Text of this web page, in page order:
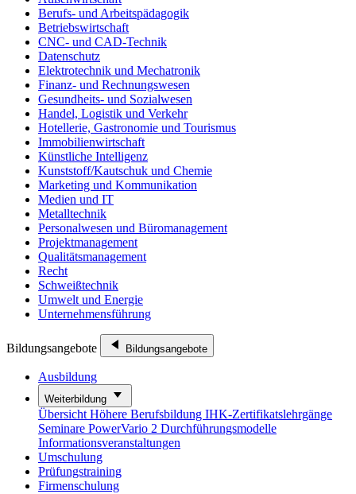
Berufs- und Arbeitspädagogik
Betriebswirtschaft
CNC- und CAD-Technik
Datenschutz
Elektrotechnik und Mechatronik
Finanz- und Rechnungswesen
Gesundheits- und Sozialwesen
Handel, Logistik und Verkehr
Hotellerie, Gastronomie und Tourismus
Immobilienwirtschaft
Künstliche Intelligenz
Kunststoff/Kautschuk und Chemie
Marketing und Kommunikation
Medien und IT
Metalltechnik
Personalwesen und Büromanagement
Projektmanagement
Qualitätsmanagement
Recht
Schweißtechnik
Umwelt und Energie
Unternehmensführung
Bildungsangebote Bildungsangebote
Ausbildung
Weiterbildung
Übersicht Höhere Berufsbildung IHK-Zertifikatslehrgänge
Seminare PowerVario 2 Durchführungsmodelle
Informationsveranstaltungen
Umschulung
Prüfungstraining
Firmenschulung